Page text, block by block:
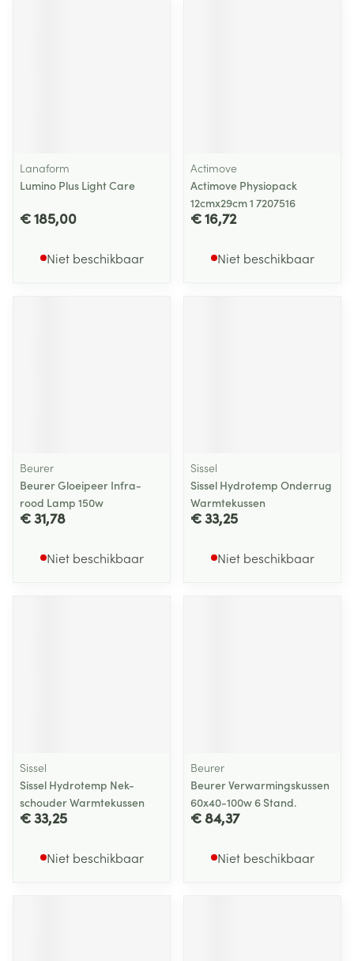
Lanaform
Lumino Plus Light Care
€ 185,00
Niet beschikbaar
Actimove
Actimove Physiopack
12cmx29cm 1 7207516
€ 16,72
Niet beschikbaar
Beurer
Beurer Gloeipeer Infra-
rood Lamp 150w
€ 31,78
Niet beschikbaar
Sissel
Sissel Hydrotemp Onderrug
Warmtekussen
€ 33,25
Niet beschikbaar
Sissel
Sissel Hydrotemp Nek-
schouder Warmtekussen
€ 33,25
Niet beschikbaar
Beurer
Beurer Verwarmingskussen
60x40-100w 6 Stand.
€ 84,37
Niet beschikbaar